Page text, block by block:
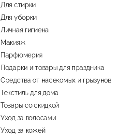
Для стирки
Для уборки
Личная гигиена
Макияж
Парфюмерия
Подарки и товары для праздника
Средства от насекомых и грызунов
Текстиль для дома
Товары со скидкой
Уход за волосами
Уход за кожей